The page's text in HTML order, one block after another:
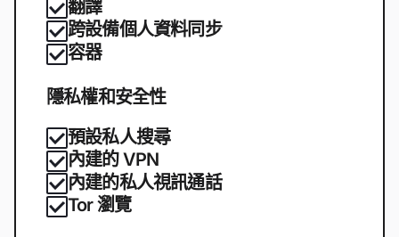
翻譯
跨設備個人資料同步
容器
隱私權和安全性
預設私人搜尋
內建的 VPN
內建的私人視訊通話
Tor 瀏覽